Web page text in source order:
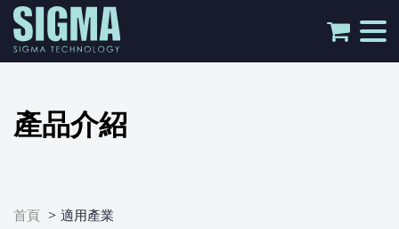
產品介紹
首頁 > 適用產業